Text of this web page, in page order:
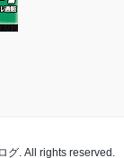
グ. All rights reserved.